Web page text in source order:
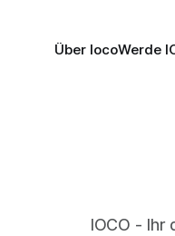
Über IocoWerde
IOCO - Ihr